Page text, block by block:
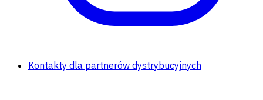
Kontakty dla partnerów dystrybucyjnych